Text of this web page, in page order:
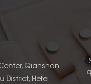
e tato,
ecologicamente
em
e nos próximos dois
em seus
Qianshan
District, Hefei